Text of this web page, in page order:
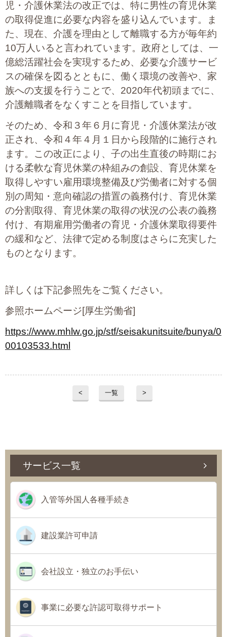
児・介護休業法の改正では、特に男性の育児休業
の取得促進に必要な内容を盛り込んでいます。ま
た、現在、介護を理由として離職する方が毎年約
10万人いると言われています。政府としては、一
億総活躍社会を実現するため、必要な介護サービ
スの確保を図るとともに、働く環境の改善や、家
族への支援を行うことで、2020年代初頭までに、
介護離職者をなくすことを目指しています。
そのため、令和３年６月に育児・介護休業法が改
正され、令和４年４月１日から段階的に施行され
ます。この改正により、子の出生直後の時期にお
ける柔軟な育児休業の枠組みの創設、育児休業を
取得しやすい雇用環境整備及び労働者に対する個
別の周知・意向確認の措置の義務付け、育児休業
の分割取得、育児休業の取得の状況の公表の義務
付け、有期雇用労働者の育児・介護休業取得要件
の緩和など、法律で定める制度はさらに充実した
ものとなります。
詳しくは下記参照先をご覧ください。
参照ホームページ[厚生労働省]
https://www.mhlw.go.jp/stf/seisakunitsuite/bunya/0
00103533.html
< 一覧 >
サービス一覧
入管等外国人各種手続き
建設業許可申請
会社設立・独立のお手伝い
事業に必要な許認可取得サポート